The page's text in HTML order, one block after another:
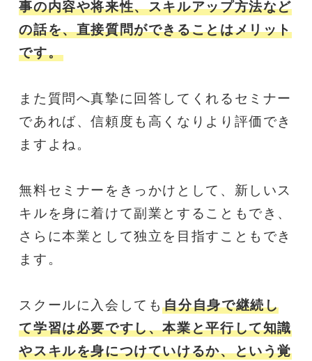
事の内容や将来性、スキルアップ方法など
の話を、直接質問ができることはメリット
です。
また質問へ真摯に回答してくれるセミナー
であれば、信頼度も高くなりより評価でき
ますよね。
無料セミナーをきっかけとして、新しいス
キルを身に着けて副業とすることもでき、
さらに本業として独立を目指すこともでき
ます。
スクールに入会しても自分自身で継続し
て学習は必要ですし、本業と平行して知識
やスキルを身につけていけるか、という覚